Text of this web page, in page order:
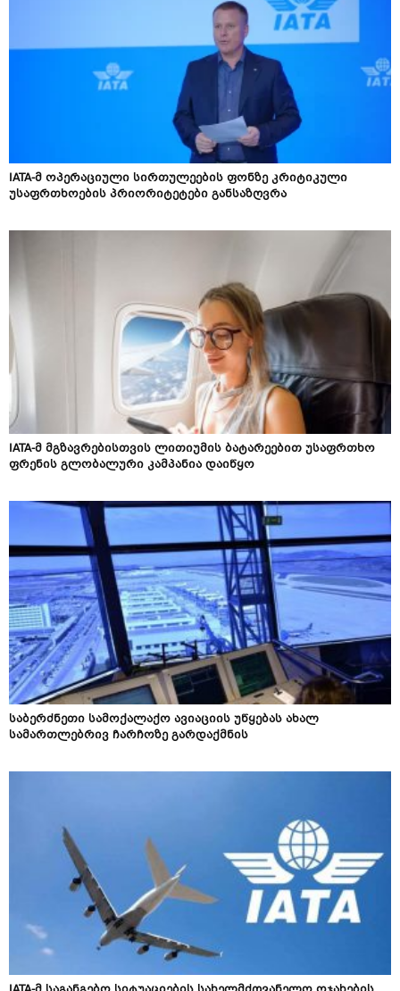
IATA-მ ოპერაციული სირთულეების ფონზე კრიტიკული
უსაფრთხოების პრიორიტეტები განსაზღვრა
IATA-მ მგზავრებისთვის ლითიუმის ბატარეებით უსაფრთხო
ფრენის გლობალური კამპანია დაიწყო
საბერძნეთი სამოქალაქო ავიაციის უწყებას ახალ
სამართლებრივ ჩარჩოზე გარდაქმნის